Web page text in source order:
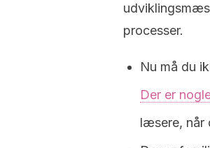
processer.
Nu må du
Der er
læsere, når